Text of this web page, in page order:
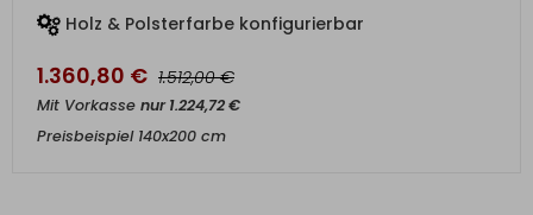
Holz & Polsterfarbe konfigurierbar
1.360,80 € 1.512,00€
Mit Vorkasse nur1.224,72€
Preisbeispiel 140x200 cm